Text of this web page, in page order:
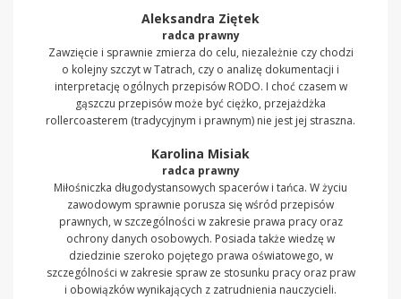
Aleksandra Ziętek
radca prawny
Zawzięcie i sprawnie zmierza do celu, niezależnie czy chodzi
o kolejny szczyt w Tatrach, czy o analizę dokumentacji i
interpretację ogólnych przepisów RODO. I choć czasem w
gąszczu przepisów może być ciężko, przejażdżka
rollercoasterem (tradycyjnym i prawnym) nie jest jej straszna.
Karolina Misiak
radca prawny
Miłośniczka długodystansowych spacerów i tańca. W życiu
zawodowym sprawnie porusza się wśród przepisów
prawnych, w szczególności w zakresie prawa pracy oraz
ochrony danych osobowych. Posiada także wiedzę w
dziedzinie szeroko pojętego prawa oświatowego, w
szczególności w zakresie spraw ze stosunku pracy oraz praw
i obowiązków wynikających z zatrudnienia nauczycieli.